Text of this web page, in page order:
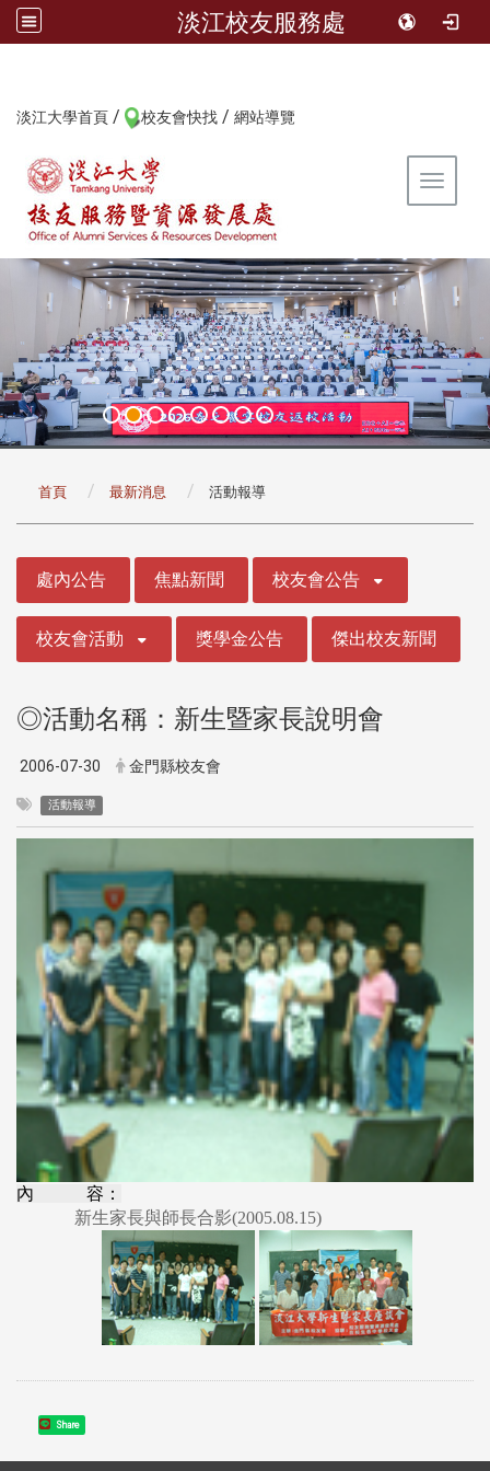
淡江校友服務處
淡江大學首頁 / 校友會快找 / 網站導覽
Toggle
首頁 最新消息 活動報導
處內公告 焦點新聞 校友會公告
校友會活動 獎學金公告 傑出校友新聞
◎活動名稱：新生暨家長說明會
2006-07-30 金門縣校友會
活動報導
內 容：
新生家長與師長合影(2005.08.15)
Share